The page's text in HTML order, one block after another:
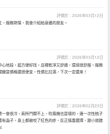
評價於：2026年03月12日
服務熱情，我會介紹給身邊的朋友。
評價於：2026年03月12日
心地段，超方便好找。店裡乾淨又舒適，環境很舒服。服務
是價格還很便宜，性價比拉滿，下次一定還來！
評價於：2026年02月23日
一會很冷，廁所門關不上，吹風機也是壞的，連一次性梳子
有蝨子，身上都被咬了紅色的疹，反正慎重選擇，跟小旅館